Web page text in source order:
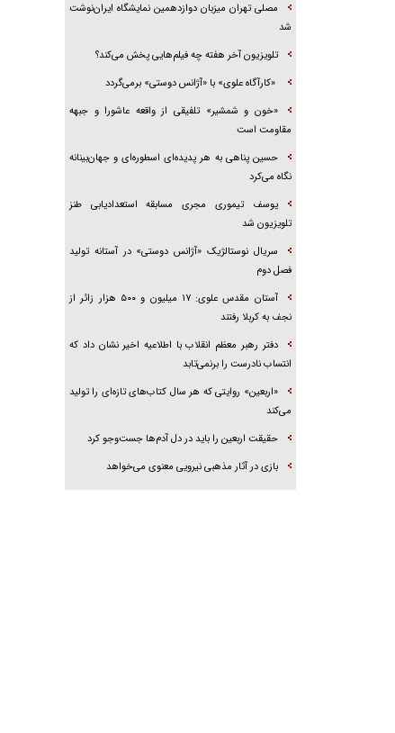
مصلی تهران میزبان دوازدهمین نمایشگاه ایران‌نوشت
شد
تلویزیون آخر هفته چه فیلم‌هایی پخش می‌کند؟
«کارآگاه علوی» با «آژانس دوستی» برمی‌گردد
«خون و شمشیر» تلفیقی از واقعه عاشورا و جبهه
مقاومت است
حسین پناهی به هر پدیده‌ای اسطوره‌ای و جهان‌بینانه
نگاه می‌کرد
یوسف تیموری مجری مسابقه استعدادیابی طنز
تلویزیون شد
سریال نوستالژیک «آژانس دوستی» در آستانه تولید
فصل دوم
آستان مقدس علوی: ۱۷ میلیون و ۵۰۰ هزار زائر از
نجف به کربلا رفتند
دفتر رهبر معظم انقلاب با اطلاعیه اخیر نشان داد که
انتساب نادرست را برنمی‌تابد
«اربعین» روایتی که هر سال کتاب‌های تازه‌ای را تولید
می‌کند
حقیقت اربعین را باید در دل آدم‌ها جست‌و‌جو کرد
بازی در آثار مذهبی نیرویی معنوی می‌خواهد